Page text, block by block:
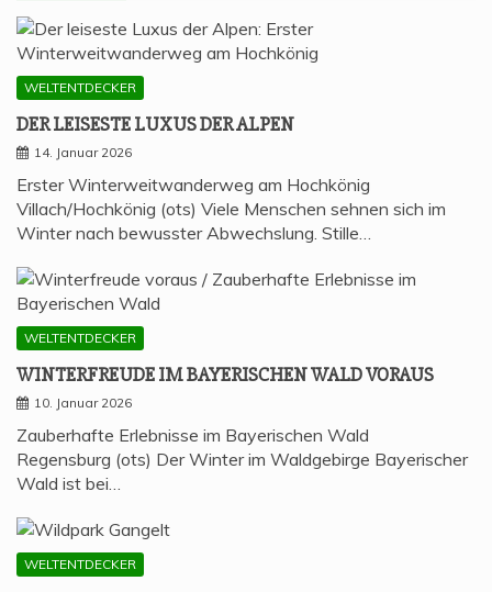
WELTENTDECKER
DER LEI­SES­TE LUXUS DER ALPEN
14. Januar 2026
Erster Winterweitwanderweg am Hochkönig
Villach/Hochkönig (ots) Viele Menschen sehnen sich im
Winter nach bewusster Abwechslung. Stille…
WELTENTDECKER
WIN­TER­FREU­DE IM BAYE­RI­SCHEN WALD VORAUS
10. Januar 2026
Zauberhafte Erlebnisse im Bayerischen Wald
Regensburg (ots) Der Winter im Waldgebirge Bayerischer
Wald ist bei…
WELTENTDECKER